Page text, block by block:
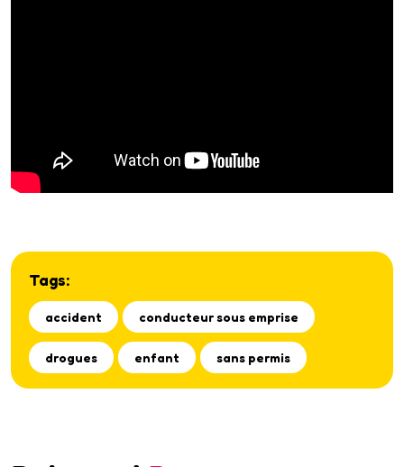
Tags:
accident conducteur sous emprise
drogues enfant sans permis